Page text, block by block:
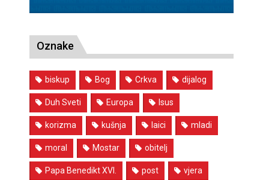
Oznake
biskup Bog Crkva dijalog
Duh Sveti Europa Isus
korizma kušnja laici mladi
moral Mostar obitelj
Papa Benedikt XVI. post vjera